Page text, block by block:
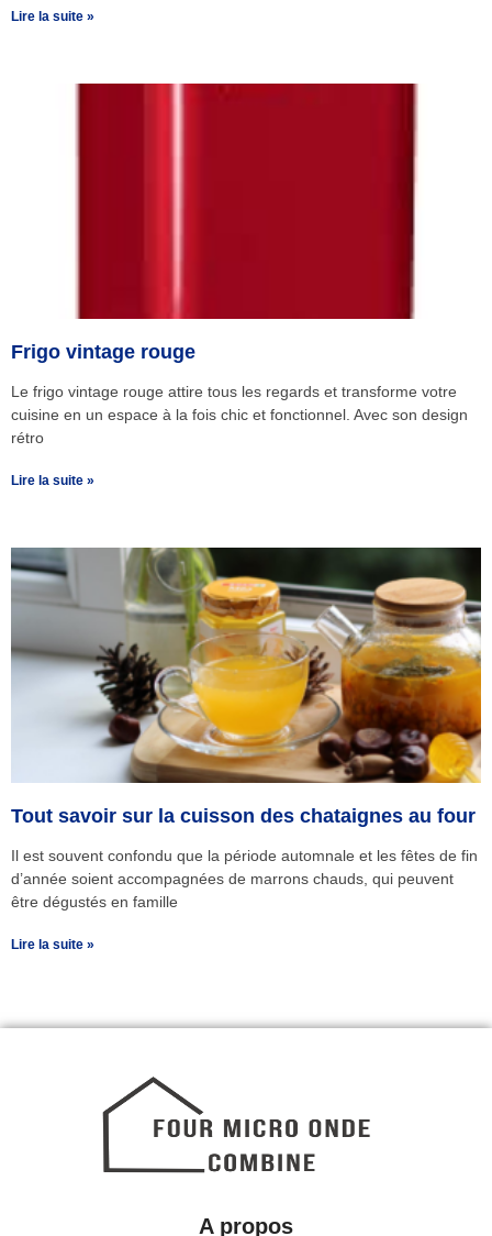
Lire la suite »
Frigo vintage rouge
Le frigo vintage rouge attire tous les regards et transforme votre
cuisine en un espace à la fois chic et fonctionnel. Avec son design
rétro
Lire la suite »
Tout savoir sur la cuisson des chataignes au four
Il est souvent confondu que la période automnale et les fêtes de fin
d’année soient accompagnées de marrons chauds, qui peuvent
être dégustés en famille
Lire la suite »
A propos